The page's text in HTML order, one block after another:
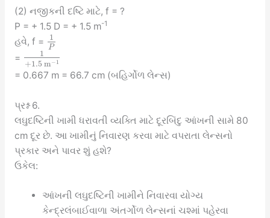
(2) નજીકની દષ્ટિ માટે, f = ?
P = + 1.5 D = + 1.5 m-1
હવે, f = 1
P
=
1
+1.5 m−1
= 0.667 m = 66.7 cm (બહિર્ગોળ લેન્સ)
પ્રશ્ન 6.
લઘુદષ્ટિની ખામી ધરાવતી વ્યક્તિ માટે દૂરબિંદુ આંખની સામે 80
cm દૂર છે. આ ખામીનું નિવારણ કરવા માટે વપરાતા લેન્સનો
પ્રકાર અને પાવર શું હશે?
ઉકેલ:
આંખની લઘુદષ્ટિની ખામીને નિવારવા યોગ્ય
કેન્દ્રલંબાઈવાળા અંતર્ગોળ લેન્સનાં ચશ્માં પહેરવા